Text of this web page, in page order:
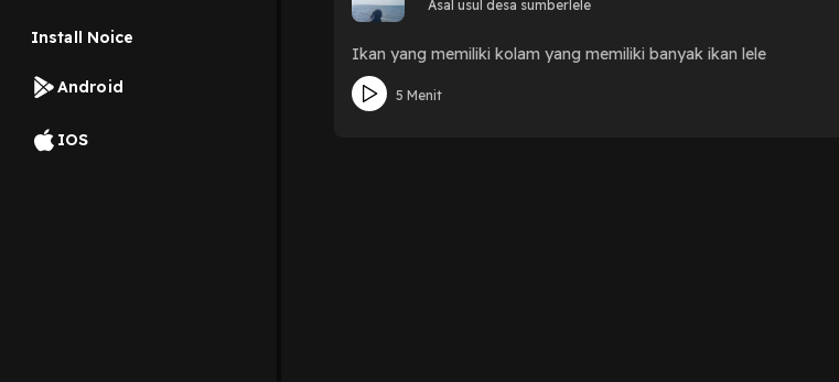
Install Noice
Android
IOS
Asal usul desa sumberlele
Ikan yang memiliki kolam yang memiliki banyak ikan lele
5 Menit